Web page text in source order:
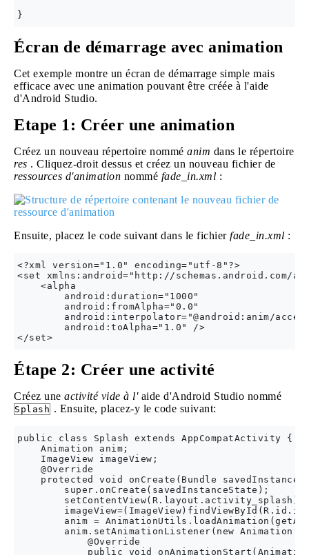
Écran de démarrage avec animation
Cet exemple montre un écran de démarrage simple mais
efficace avec une animation pouvant être créée à l'aide
d'Android Studio.
Etape 1: Créer une animation
Créez un nouveau répertoire nommé anim dans le répertoire
res . Cliquez-droit dessus et créez un nouveau fichier de
ressources d'animation nommé fade_in.xml :
Ensuite, placez le code suivant dans le fichier fade_in.xml :
<?xml version="1.0" encoding="utf-8"?>
<set xmlns:android="http://
    <alpha
        android:duration="1000"
        android:fromAlpha="0.0"
android:interpolator="@android:anim/
        android:toAlpha="1.0" />
Étape 2: Créer une activité
Créez une activité vide à l'aide d'Android Studio nommé
Splash . Ensuite, placez-y le code suivant:
public class Splash extends AppCompatActivity {
    Animation anim;
    ImageView imageView;
    @Override
protected void onCreate(Bundle
        super.onCreate(savedInstanceState);
        setContentView(R.layout.activity_splash);
anim =
anim.setAnimationListener(new
            @Override
public void